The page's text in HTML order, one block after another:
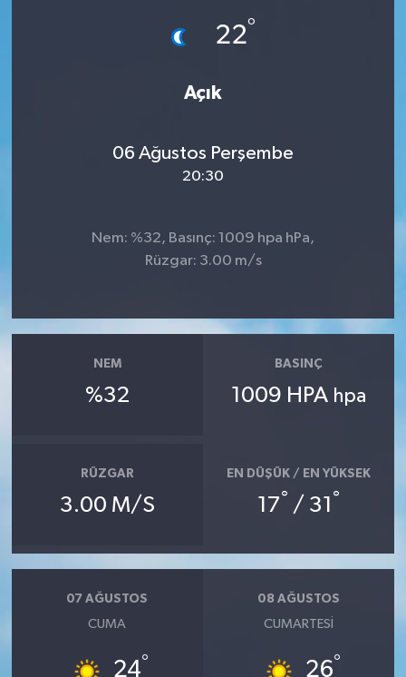
22°
Açık
06 Ağustos Perşembe
20:30
Nem: %32, Basınç: 1009 hpa hPa,
Rüzgar: 3.00 m/s
NEM
%32
BASINÇ
1009 HPA hpa
RÜZGAR
3.00 M/S
EN DÜŞÜK / EN YÜKSEK
17° / 31 °
07 AĞUSTOS
CUMA
24°
08 AĞUSTOS
CUMARTESI
26°